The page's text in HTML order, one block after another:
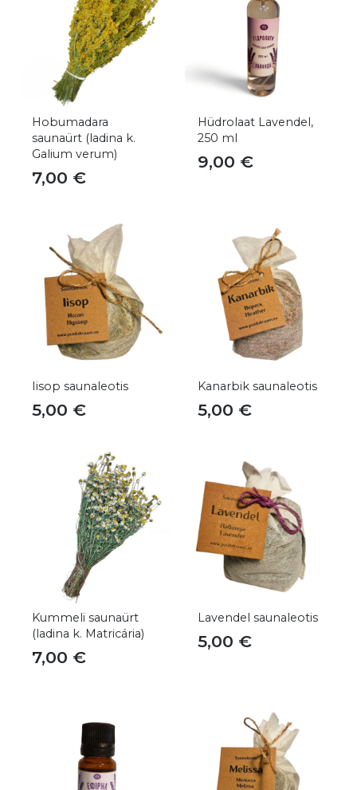
Hobumadara
saunaürt (ladina k.
Galium verum)
7,00 €
Hüdrolaat Lavendel,
250 ml
9,00 €
Iisop saunaleotis
5,00 €
Kanarbik saunaleotis
5,00 €
Kummeli saunaürt
(ladina k. Matricária)
7,00 €
Lavendel saunaleotis
5,00 €